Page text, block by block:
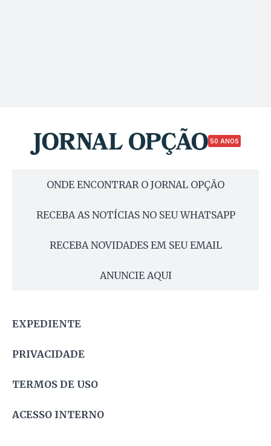
50 ANOS
ONDE ENCONTRAR O JORNAL OPÇÃO
RECEBA AS NOTÍCIAS NO SEU WHATSAPP
RECEBA NOVIDADES EM SEU EMAIL
ANUNCIE AQUI
EXPEDIENTE
PRIVACIDADE
TERMOS DE USO
ACESSO INTERNO